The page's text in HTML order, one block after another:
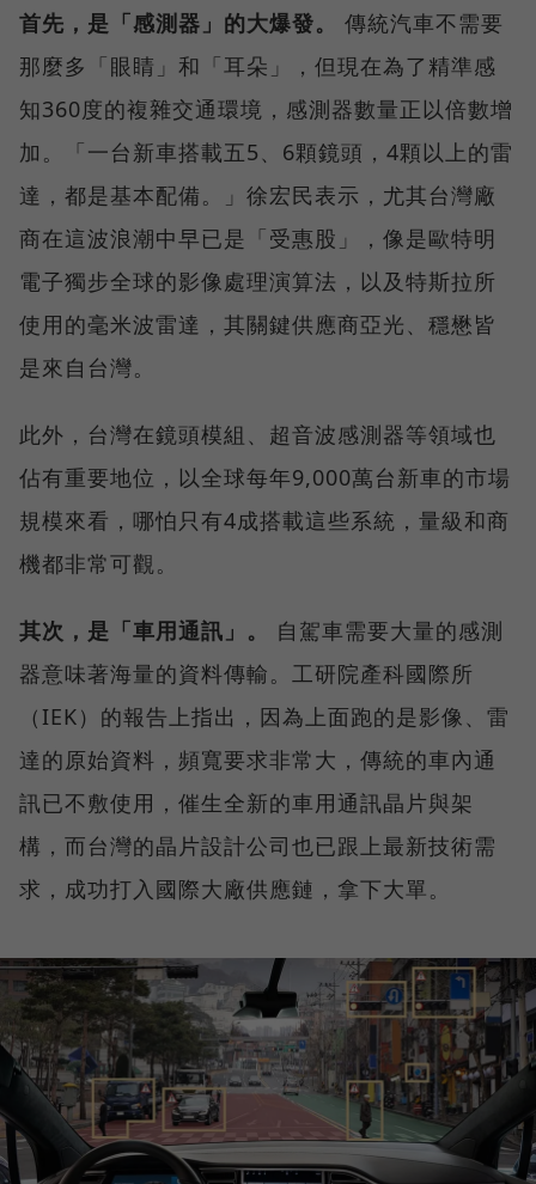
首先，是「感測器」的大爆發。
傳統汽車不需要
那麼多「眼睛」和「耳朵」，但現在為了精準感
知360度的複雜交通環境，感測器數量正以倍數增
加。「一台新車搭載五5、6顆鏡頭，4顆以上的雷
達，都是基本配備。」徐宏民表示，尤其台灣廠
商在這波浪潮中早已是「受惠股」，像是歐特明
電子獨步全球的影像處理演算法，以及特斯拉所
使用的毫米波雷達，其關鍵供應商亞光、穩懋皆
是來自台灣。
此外，台灣在鏡頭模組、超音波感測器等領域也
佔有重要地位，以全球每年9,000萬台新車的市場
規模來看，哪怕只有4成搭載這些系統，量級和商
機都非常可觀。
其次，是「車用通訊」。
自駕車需要大量的感測
器意味著海量的資料傳輸。工研院產科國際所
（IEK）的報告上指出，因為上面跑的是影像、雷
達的原始資料，頻寬要求非常大，傳統的車內通
訊已不敷使用，催生全新的車用通訊晶片與架
構，而台灣的晶片設計公司也已跟上最新技術需
求，成功打入國際大廠供應鏈，拿下大單。